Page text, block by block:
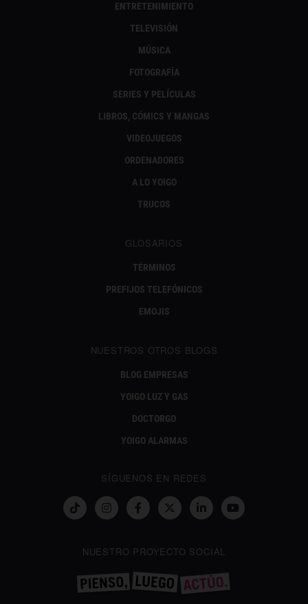
ENTRETENIMIENTO
TELEVISIÓN
MÚSICA
FOTOGRAFÍA
SERIES Y PELÍCULAS
LIBROS, CÓMICS Y MANGAS
VIDEOJUEGOS
ORDENADORES
A LO YOIGO
TRUCOS
GLOSARIOS
TÉRMINOS
PREFIJOS TELEFÓNICOS
EMOJIS
NUESTROS OTROS BLOGS
BLOG EMPRESAS
YOIGO LUZ Y GAS
DOCTORGO
YOIGO ALARMAS
SÍGUENOS EN REDES
NUESTRO PROYECTO SOCIAL